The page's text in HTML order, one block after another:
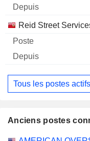
Reid Street
Tous les postes
Anciens postes